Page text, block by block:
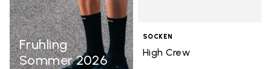
Fruhling
Sommer 2026
SOCKEN
High Crew